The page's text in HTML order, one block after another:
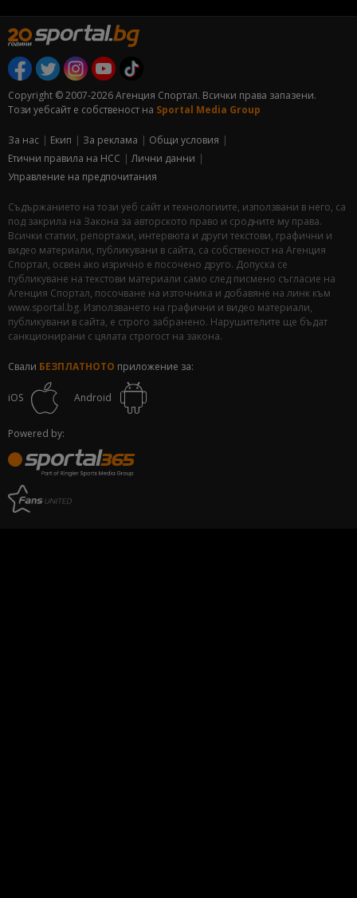
Copyright © 2007-2026 Агенция Спортал. Всички права запазени.
Този уебсайт е собственост на Sportal Media Group
За нас Екип За рекламa
Общи условия
Етични правила на НСС
Лични данни
Управление на предпочитания
Съдържанието на този уеб сайт и технологиите, използвани в него, са
под закрила на Закона за авторското право и сродните му права.
Всички статии, репортажи, интервюта и други текстови, графични и
видео материали, публикувани в сайта, са собственост на Агенция
Спортал, освен ако изрично е посочено друго. Допуска се
публикуване на текстови материали само след писмено съгласие на
Агенция Спортал, посочване на източника и добавяне на линк към
www.sportal.bg. Използването на графични и видео материали,
публикувани в сайта, е строго забранено. Нарушителите ще бъдат
санкционирани с цялата строгост на закона.
Свали БЕЗПЛАТНОТО приложение за:
iOS Android
Powered by: